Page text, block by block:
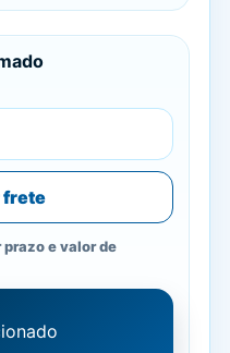
frete
prazo e valor de